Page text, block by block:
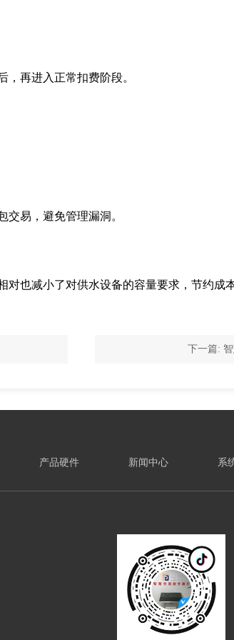
再进入正常扣费阶段。
交易，避免管理漏洞。
对也减小了对供水设备的容量要求，节约成
下一篇:
产品硬件 新闻中心 系